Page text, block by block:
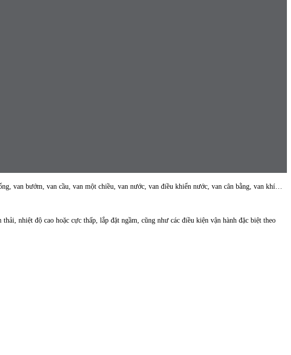
van bướm, van cầu, van một chiều, van nước, van điều khiển nước, van cân bằng, van khí…
nhiệt độ cao hoặc cực thấp, lắp đặt ngầm, cũng như các điều kiện vận hành đặc biệt theo